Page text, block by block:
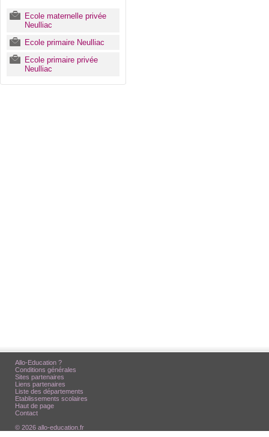
Ecole maternelle privée
Neulliac
Ecole primaire Neulliac
Ecole primaire privée
Neulliac
Allo-Education ?
Conditions générales
Sites partenaires
Liens partenaires
Liste des départements
Etablissements scolaires
Haut de page
Contact
© 2026 allo-education.fr